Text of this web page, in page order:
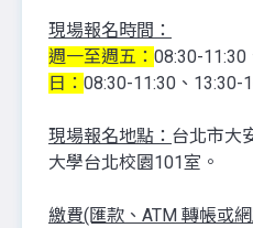
現場報名時間：
週一至週五： 08:30-11:30
日： 08:30-11:30、13:30-
現場報名地點： 台北市大
大學台北校園101室。
繳費(匯款、ATM 轉帳或